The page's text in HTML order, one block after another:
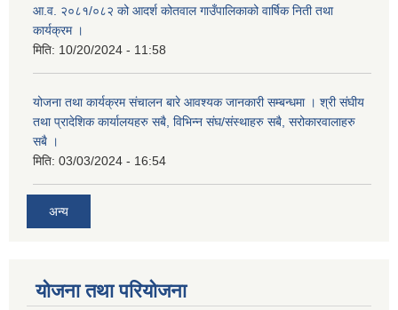
आ.व. २०८१/०८२ को आदर्श कोतवाल गाउँपालिकाको वार्षिक निती तथा
कार्यक्रम ।
मिति: 10/20/2024 - 11:58
योजना तथा कार्यक्रम संचालन बारे आवश्यक जानकारी सम्बन्धमा । श्री संघीय
तथा प्रादेशिक कार्यालयहरु सबै, विभिन्‍न संघ/संस्थाहरु सबै, सरोकारवालाहरु
सबै ।
मिति: 03/03/2024 - 16:54
अन्य
योजना तथा परियोजना